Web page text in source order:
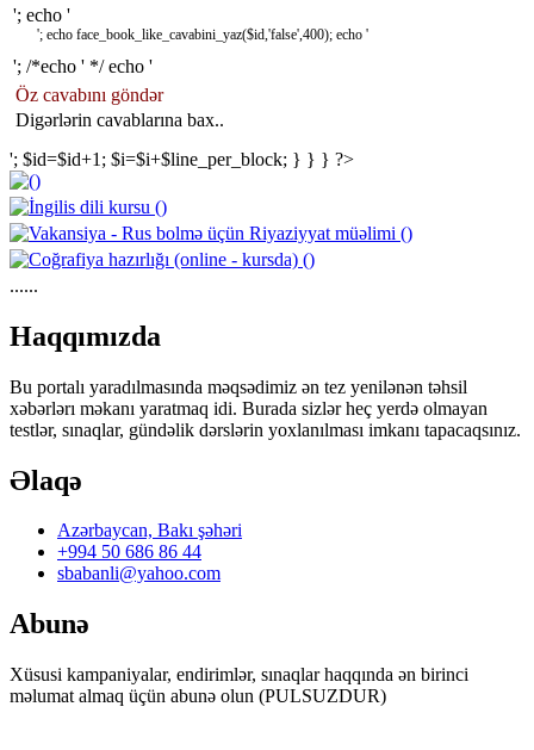
'; echo '
'; echo face_book_like_cavabini_yaz($id,'false',400); echo '
'; /*echo ' */ echo '
Öz cavabını göndər
Digərlərin cavablarına bax..
'; $id=$id+1; $i=$i+$line_per_block; } } } ?>
......
Haqqımızda
Bu portalı yaradılmasında məqsədimiz ən tez yenilənən təhsil
xəbərlərı məkanı yaratmaq idi. Burada sizlər heç yerdə olmayan
testlər, sınaqlar, gündəlik dərslərin yoxlanılması imkanı tapacaqsınız.
Əlaqə
Azərbaycan, Bakı şəhəri
+994 50 686 86 44
sbabanli@yahoo.com
Abunə
Xüsusi kampaniyalar, endirimlər, sınaqlar haqqında ən birinci
məlumat almaq üçün abunə olun (PULSUZDUR)